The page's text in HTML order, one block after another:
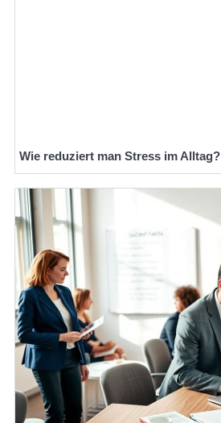
Wie reduziert man Stress im Alltag?